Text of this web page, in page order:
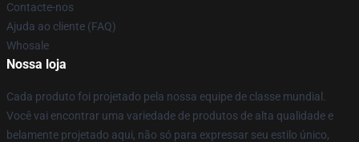
Contacte-nos
Ajuda ao cliente (FAQ)
Whosale
Nossa loja
Cada produto foi projetado pela nossa equipe de classe mundial.
Você vai encontrar uma variedade de produtos de alta qualidade e
belamente projetado aqui, não só para expressar seu estilo único,